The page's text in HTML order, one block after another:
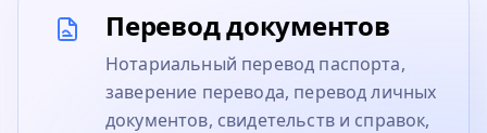
Перевод документов
Нотариальный перевод паспорта,
заверение перевода, перевод личных
документов, свидетельств и справок,